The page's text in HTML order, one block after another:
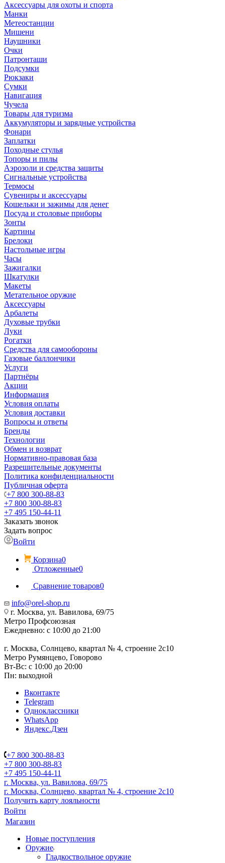
Аксессуары для охоты и спорта
Манки
Метеостанции
Мишени
Наушники
Очки
Патронташи
Подсумки
Рюкзаки
Сумки
Навигация
Чучела
Товары для туризма
Аккумуляторы и зарядные устройства
Фонари
Заплатки
Походные стулья
Топоры и пилы
Аэрозоли и средства защиты
Сигнальные устройства
Термосы
Сувениры и аксессуары
Кошельки и зажимы для денег
Посуда и столовые приборы
Зонты
Картины
Брелоки
Настольные игры
Часы
Зажигалки
Шкатулки
Макеты
Метательное оружие
Аксессуары
Арбалеты
Духовые трубки
Луки
Рогатки
Средства для самообороны
Газовые баллончики
Услуги
Партнёры
Акции
Информация
Условия оплаты
Условия доставки
Вопросы и ответы
Бренды
Технологии
Обмен и возврат
Нормативно-правовая база
Разрешительные документы
Политика конфиденциальности
Публичная оферта
+7 800 300-88-83
+7 800 300-88-83
+7 495 150-44-11
Заказать звонок
Задать вопрос
Войти
Корзина0
Отложенные0
Сравнение товаров0
info@orel-shop.ru
г. Москва, ул. Вавилова, 69/75
Метро Профсоюзная
Ежедневно: с 10:00 до 21:00
г. Москва, Солнцево, квартал № 4, строение 2с10
Метро Румянцево, Говорово
Вт-Вс: с 10:00 до 20:00
Пн: выходной
Вконтакте
Telegram
Одноклассники
WhatsApp
Яндекс.Дзен
+7 800 300-88-83
+7 800 300-88-83
+7 495 150-44-11
г. Москва, ул. Вавилова, 69/75
г. Москва, Солнцево, квартал № 4, строение 2с10
Получить карту лояльности
Войти
Магазин
Новые поступления
Оружие
Гладкоствольное оружие